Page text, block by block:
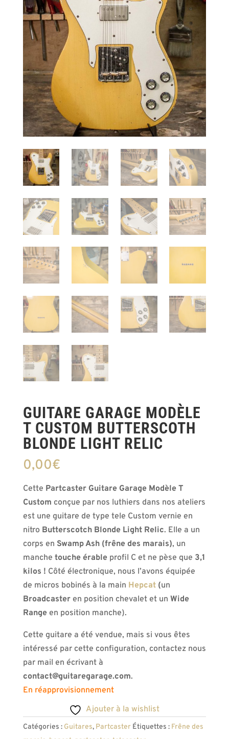
GUITARE GARAGE MODÈLE
T CUSTOM BUTTERSCOTH
BLONDE LIGHT RELIC
0,00€
Cette Partcaster Guitare Garage Modèle T
Custom conçue par nos luthiers dans nos ateliers
est une guitare de type tele Custom vernie en
nitro Butterscotch Blonde Light Relic. Elle a un
corps en Swamp Ash (frêne des marais), un
manche touche érableprofil C et ne pèse que 3,1
kilos ! Côté électronique, nous l’avons équipée
de micros bobinés à la main Hepcat(un
Broadcaster en position chevalet et un Wide
Rangeen position manche).
Cette guitare a été vendue, mais si vous êtes
intéressé par cette configuration, contactez nous
par mail en écrivant à
contact@guitaregarage.com.
En réapprovisionnement
Ajouter à la wishlist
Catégories : Guitares, Partcaster Étiquettes : Frêne des